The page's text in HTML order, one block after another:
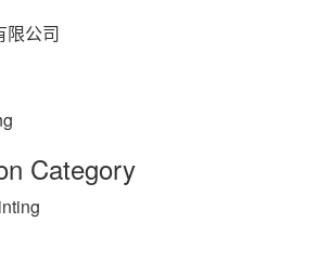
限公司
Category